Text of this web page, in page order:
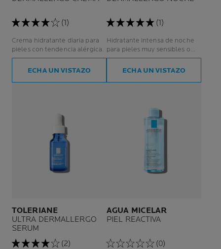
(1)
Crema hidratante diaria para
pieles con tendencia alérgica.
ECHA UN VISTAZO
(1)
Hidratante intensa de noche
para pieles muy sensibles o
con tendencia alérgica.
ECHA UN VISTAZO
TOLERIANE
ULTRA DERMALLERGO
SERUM
(2)
AGUA MICELAR
PIEL REACTIVA
(0)